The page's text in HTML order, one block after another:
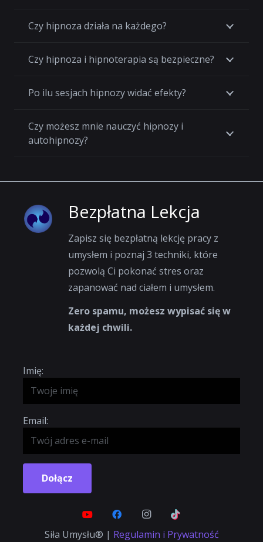
Czy hipnoza działa na każdego?
Czy hipnoza i hipnoterapia są bezpieczne?
Po ilu sesjach hipnozy widać efekty?
Czy możesz mnie nauczyć hipnozy i
autohipnozy?
Bezpłatna Lekcja
Zapisz się bezpłatną lekcję pracy z
umysłem i poznaj 3 techniki, które
pozwolą Ci pokonać stres oraz
zapanować nad ciałem i umysłem.
Zero spamu, możesz wypisać się w
każdej chwili.
Imię:
Email:
Dołącz
Siła Umysłu® | Regulamin i Prywatność